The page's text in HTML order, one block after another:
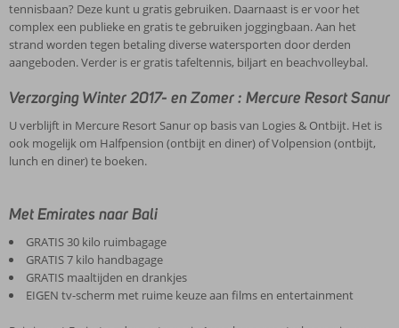
tennisbaan? Deze kunt u gratis gebruiken. Daarnaast is er voor het
complex een publieke en gratis te gebruiken joggingbaan. Aan het
strand worden tegen betaling diverse watersporten door derden
aangeboden. Verder is er gratis tafeltennis, biljart en beachvolleybal.
Verzorging Winter 2017- en Zomer : Mercure Resort Sanur
U verblijft in Mercure Resort Sanur op basis van Logies & Ontbijt. Het is
ook mogelijk om Halfpension (ontbijt en diner) of Volpension (ontbijt,
lunch en diner) te boeken.
Met Emirates naar Bali
GRATIS 30 kilo ruimbagage
GRATIS 7 kilo handbagage
GRATIS maaltijden en drankjes
EIGEN tv-scherm met ruime keuze aan films en entertainment